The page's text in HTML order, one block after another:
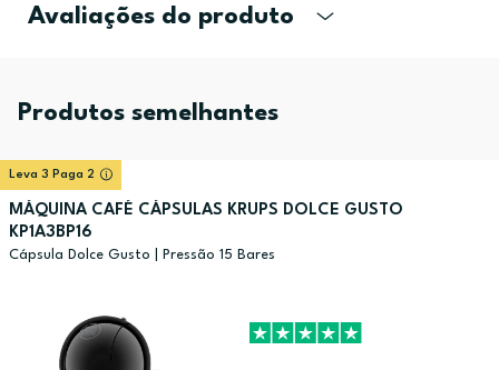
Avaliações do produto
Produtos semelhantes
Leva 3 Paga 2
MÁQUINA CAFÉ CÁPSULAS KRUPS DOLCE GUSTO
KP1A3BP16
Cápsula Dolce Gusto | Pressão 15 Bares